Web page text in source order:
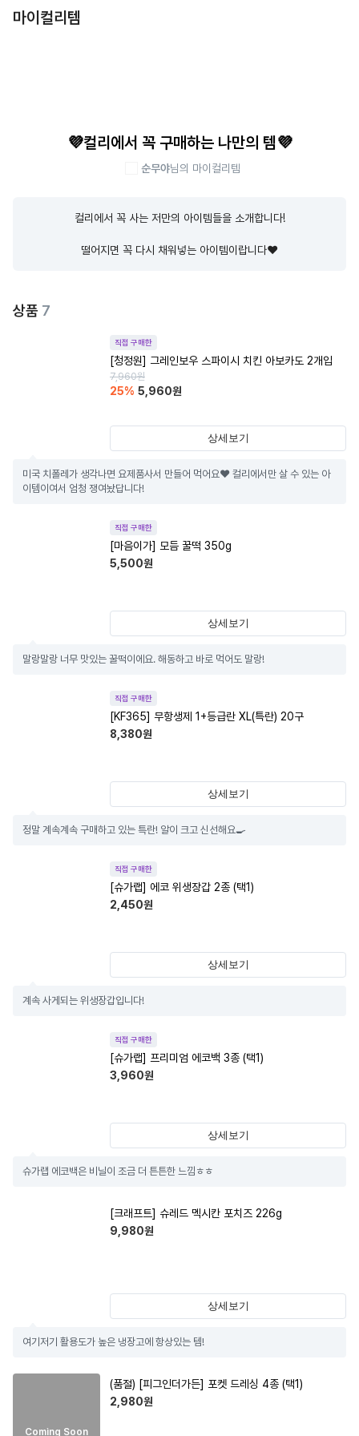
마이컬리템
💜컬리에서 꼭 구매하는 나만의 템💜
순무야님의 마이컬리템
컬리에서 꼭 사는 저만의 아이템들을 소개합니다!
떨어지면 꼭 다시 채워넣는 아이템이랍니다❤️
상품 7
직접 구매한
[청정원] 그레인보우 스파이시 치킨 아보카도 2개입
7,960원
25% 5,960원
상세보기
미국 치폴레가 생각나면 요제품사서 만들어 먹어요❤️ 컬리에서만 살 수 있는 아
이템이여서 엄청 쟁여놨답니다!
직접 구매한
[마음이가] 모듬 꿀떡 350g
5,500원
상세보기
말랑말랑 너무 맛있는 꿀떡이에요. 해동하고 바로 먹어도 말랑!
직접 구매한
[KF365] 무항생제 1+등급란 XL(특란) 20구
8,380원
상세보기
정말 계속계속 구매하고 있는 특란! 알이 크고 신선해요🍳
직접 구매한
[슈가랩] 에코 위생장갑 2종 (택1)
2,450원
상세보기
계속 사게되는 위생장갑입니다!
직접 구매한
[슈가랩] 프리미엄 에코백 3종 (택1)
3,960원
상세보기
슈가랩 에코백은 비닐이 조금 더 튼튼한 느낌ㅎㅎ
[크래프트] 슈레드 멕시칸 포치즈 226g
9,980원
상세보기
여기저기 활용도가 높은 냉장고에 항상있는 템!
Coming Soon
(품절) [피그인더가든] 포켓 드레싱 4종 (택1)
2,980원